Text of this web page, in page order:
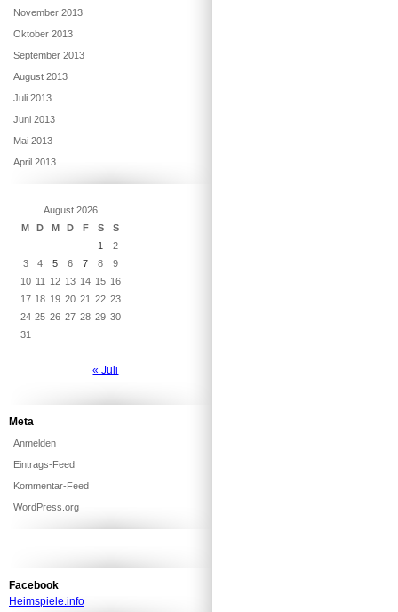
November 2013
Oktober 2013
September 2013
August 2013
Juli 2013
Juni 2013
Mai 2013
April 2013
August 2026
M
D M D F S
S
1
2
3
4 5 6 7 8
9
10 11 12 13 14 15 16
17 18 19 20 21 22 23
24 25 26 27 28 29 30
31
« Juli
Meta
Anmelden
Eintrags-Feed
Kommentar-Feed
WordPress.org
Facebook
Heimspiele.info